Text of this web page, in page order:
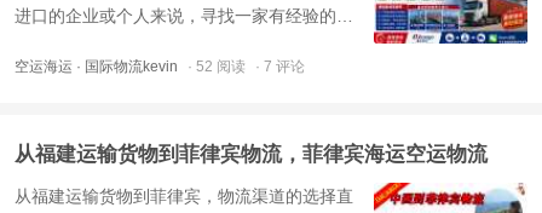
进口的企业或个人来说，寻找一家有经验的新
等）来协助清关和派送，是更稳妥高效的选
进口到新加坡。在新加坡 ...
空运海运 · 国际物流kevin · 52 阅读 · 7 评论
从福建运输货物到菲律宾物流，菲律宾海运空运物流
从福建运输货物到菲律宾，物流渠道的选择直